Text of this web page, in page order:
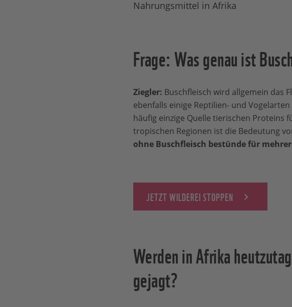
Nahrungsmittel in Afrika
Frage: Was genau ist
Ziegler: Buschfleisch wird allgemein das
ebenfalls einige Reptilien- und
häufig einzige Quelle tierischen Proteins
tropischen Regionen ist die Bedeutung
ohne Buschfleisch bestünde für
JETZT WILDEREI STOPPEN
Werden in Afrika
gejagt?